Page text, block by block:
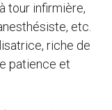
tour infirmière,
etc.
riche de
patience et